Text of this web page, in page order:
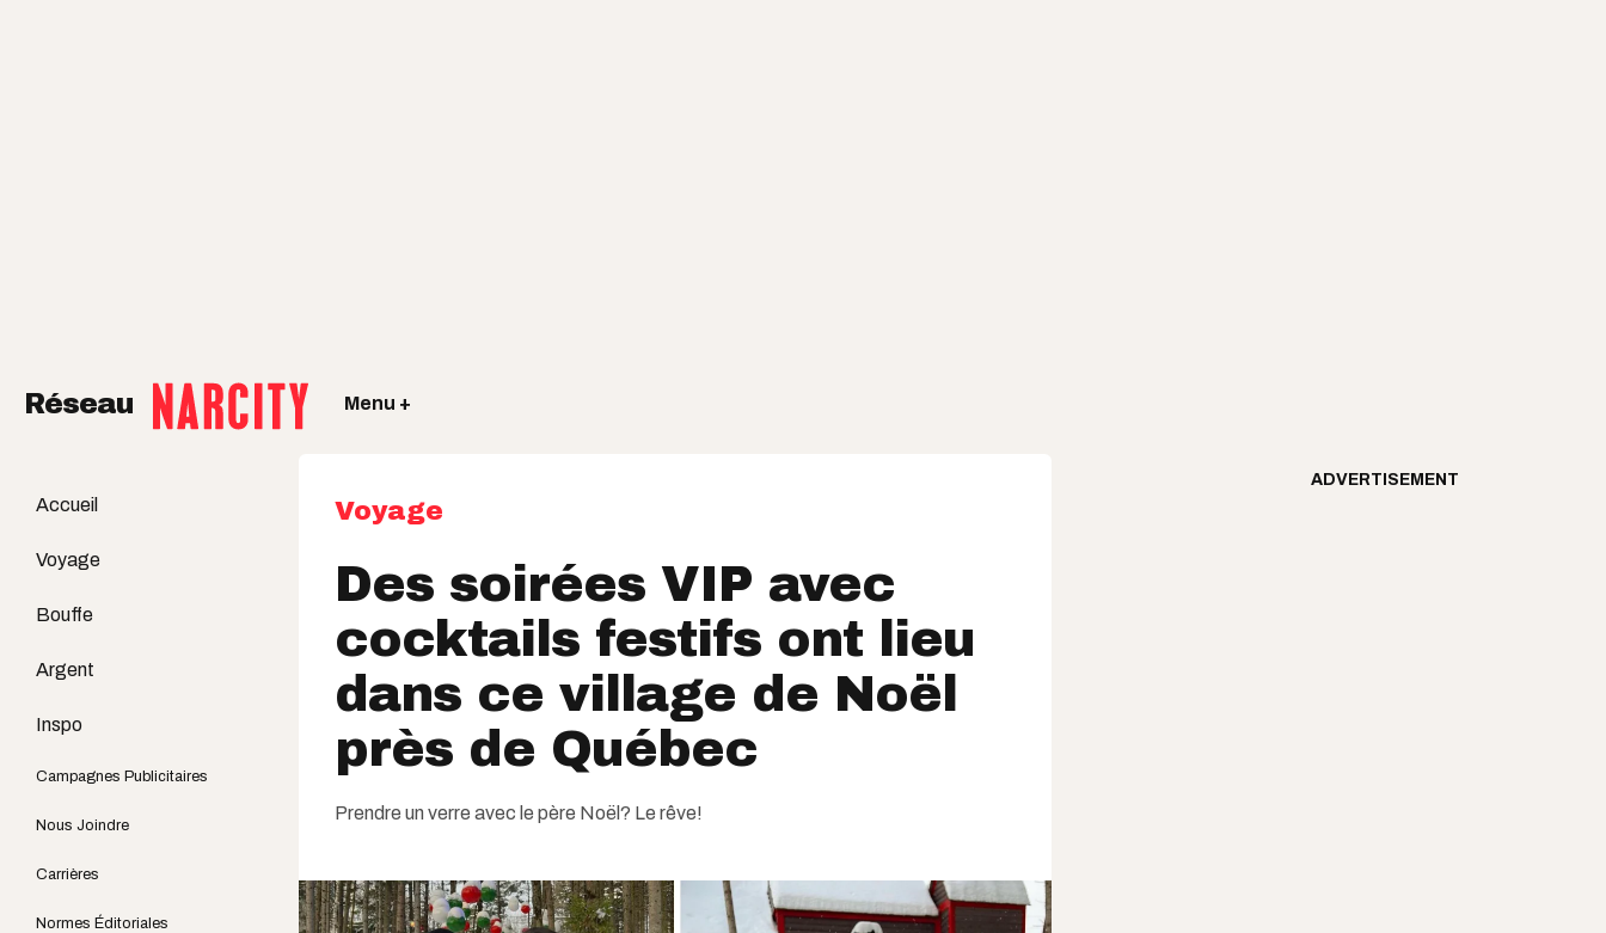
Réseau Menu +
Accueil
Voyage
Bouffe
Argent
Inspo
Campagnes Publicitaires
Nous Joindre
Carrières
Normes Éditoriales
Voyage
Des soirées VIP avec
cocktails festifs ont lieu
dans ce village de Noël
près de Québec
Prendre un verre avec le père Noël? Le rêve!
ADVERTISEMENT